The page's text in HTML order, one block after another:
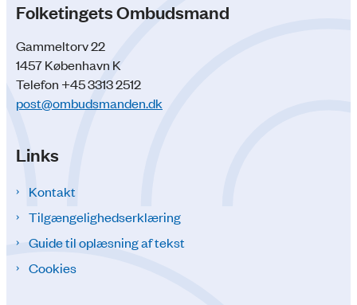
Folketingets Ombudsmand
Gammeltorv 22
1457 København K
Telefon +45 3313 2512
post@ombudsmanden.dk
Links
Kontakt
Tilgængelighedserklæring
Guide til oplæsning af tekst
Cookies